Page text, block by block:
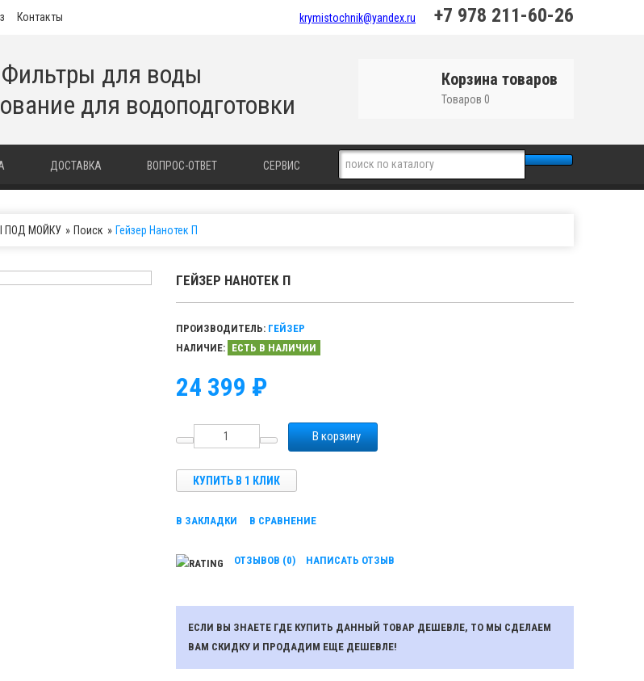
krymistochnik@yandex.ru +7 978 211-60-26
Контакты
Фильтры для воды
для водоподготовки
Корзина товаров
Товаров 0
ДОСТАВКА ВОПРОС-ОТВЕТ СЕРВИС
ПОД МОЙКУ Поиск Гейзер Нанотек П
ГЕЙЗЕР НАНОТЕК П
ПРОИЗВОДИТЕЛЬ: ГЕЙЗЕР
НАЛИЧИЕ: ЕСТЬ В НАЛИЧИИ
24 399 ₽
В корзину
КУПИТЬ В 1 КЛИК
В ЗАКЛАДКИ В СРАВНЕНИЕ
ОТЗЫВОВ (0) НАПИСАТЬ ОТЗЫВ
ЕСЛИ ВЫ ЗНАЕТЕ ГДЕ КУПИТЬ ДАННЫЙ ТОВАР ДЕШЕВЛЕ, ТО МЫ СДЕЛАЕМ
ВАМ СКИДКУ И ПРОДАДИМ ЕЩЕ ДЕШЕВЛЕ!